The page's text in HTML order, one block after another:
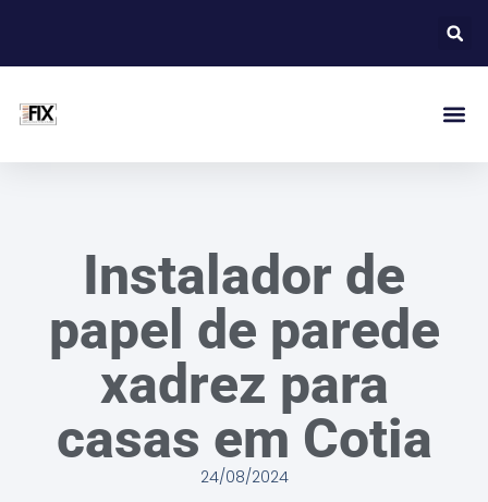
Instalador de
papel de parede
xadrez para
casas em Cotia
24/08/2024